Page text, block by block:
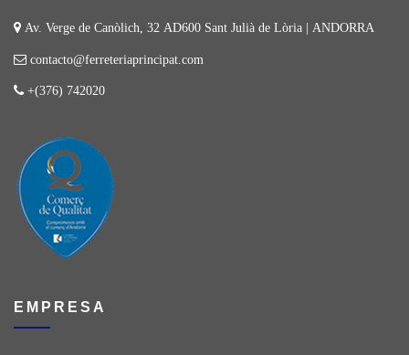
Av. Verge de Canòlich, 32 AD600 Sant Julià de Lòria | ANDORRA
contacto@ferreteriaprincipat.com
+(376) 742020
EMPRESA